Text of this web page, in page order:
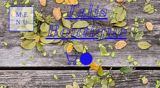
Talis
Boutique
ME
NU